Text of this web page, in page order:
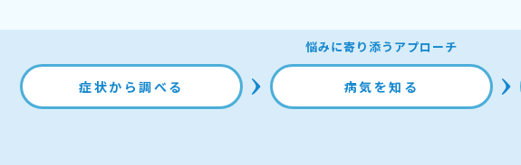
悩みに寄り添うアプローチ
症状から調べる 病気を知る